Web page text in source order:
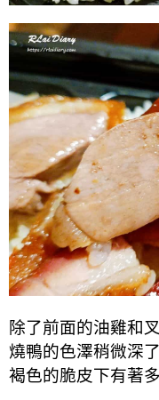
除了前面的油雞和
燒鴨的色澤稍微深
褐色的脆皮下有著多